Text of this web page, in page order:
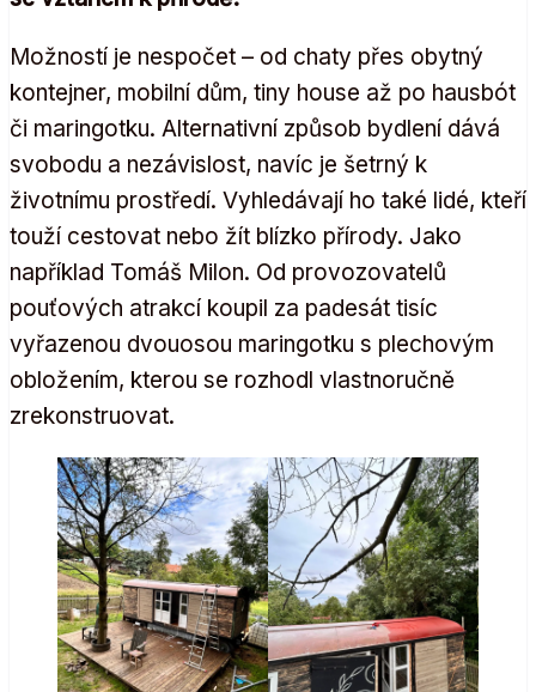
Možností je nespočet – od chaty přes obytný
kontejner, mobilní dům, tiny house až po hausbót
či maringotku. Alternativní způsob bydlení dává
svobodu a nezávislost, navíc je šetrný k
životnímu prostředí. Vyhledávají ho také lidé, kteří
touží cestovat nebo žít blízko přírody. Jako
například Tomáš Milon. Od provozovatelů
pouťových atrakcí koupil za padesát tisíc
vyřazenou dvouosou maringotku s plechovým
obložením, kterou se rozhodl vlastnoručně
zrekonstruovat.